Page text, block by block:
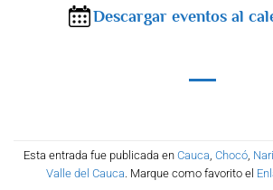
Descargar eventos al
Esta entrada fue publicada en Cauca, Chocó,
Valle del Cauca. Marque como favorito el